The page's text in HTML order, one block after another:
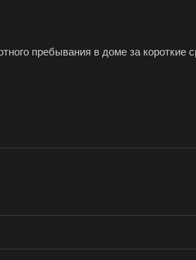
пребывания в доме за короткие